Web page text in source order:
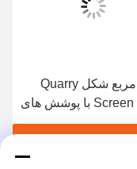
شبکه مربع شکل Quarry
Screen Mesh با پوشش های
آهن گالوانیزه